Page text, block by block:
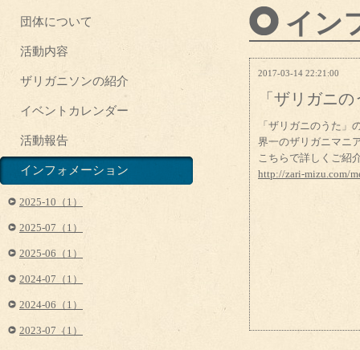
イン
2017-03-14 22:21:00
「ザリガニ
「ザリガニのうた」
界一のザリガニマニ
こちらで詳しくご紹
http://zari-mizu.com/
団体について
活動内容
ザリガニソンの紹介
イベントカレンダー
活動報告
インフォメーション
2025-10（1）
2025-07（1）
2025-06（1）
2024-07（1）
2024-06（1）
2023-07（1）